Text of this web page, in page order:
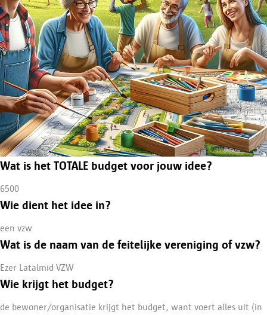
Wat is het TOTALE budget voor jouw idee?
6500
Wie dient het idee in?
een vzw
Wat is de naam van de feitelijke vereniging of vzw?
Ezer Latalmid VZW
Wie krijgt het budget?
de bewoner/organisatie krijgt het budget, want voert alles uit (in